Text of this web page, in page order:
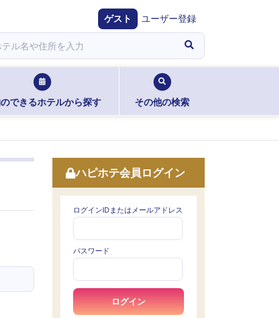
ゲスト ユーザー登録
できるホテルから探す その他の検索
ハピホテ会員ログイン
ログインIDまたはメールアドレス
パスワード
ログイン